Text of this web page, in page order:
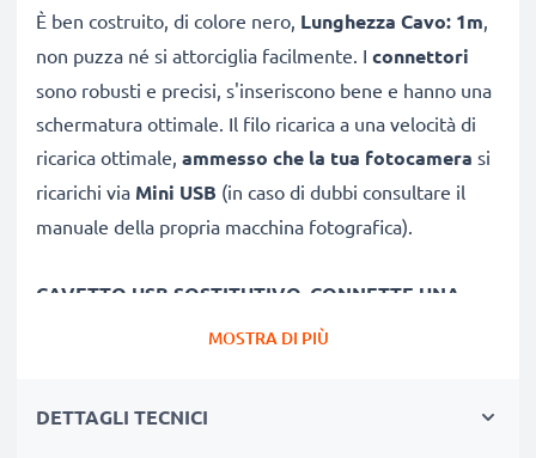
È ben costruito, di colore nero, Lunghezza Cavo: 1m,
non puzza né si attorciglia facilmente. I connettori
sono robusti e precisi, s'inseriscono bene e hanno una
schermatura ottimale. Il filo ricarica a una velocità di
ricarica ottimale, ammesso che la tua fotocamera si
ricarichi via Mini USB (in caso di dubbi consultare il
manuale della propria macchina fotografica).
CAVETTO USB SOSTITUTIVO, CONNETTE UNA
COL PC O LAPTOP
★ sincronizzare,aggiornare firmware
MOSTRA DI PIÙ
DETTAGLI TECNICI